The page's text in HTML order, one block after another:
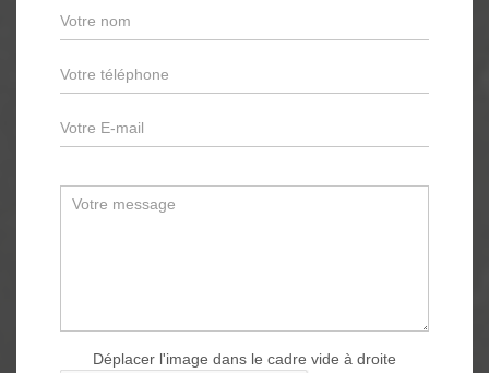
Déplacer l'image dans le cadre vide à droite